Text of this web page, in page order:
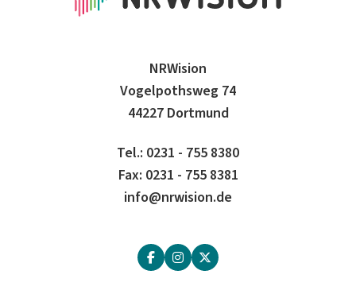
NRWision
Vogelpothsweg 74
44227 Dortmund
Tel.: 0231 - 755 8380
Fax: 0231 - 755 8381
info@nrwision.de